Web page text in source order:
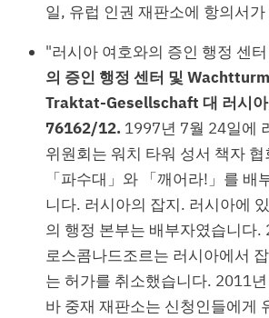
일, 유럽 인권 재판소에 항의서
"러시아 여호와의 증인 행정 센
의 증인 행정 센터 및
Traktat-Gesellschaft 대 러시아
76162/12. 1997년 7월 24일에
위원회는 워치 타워 성서 책자
「파수대」와 「깨어라!」를 배
니다. 러시아의 잡지. 러시아에
의 행정 본부는 배부자였습니다
로스콤나드조르는 러시아에서
는 허가를 취소했습니다. 2011
바 중재 재판소는 신청인들에게